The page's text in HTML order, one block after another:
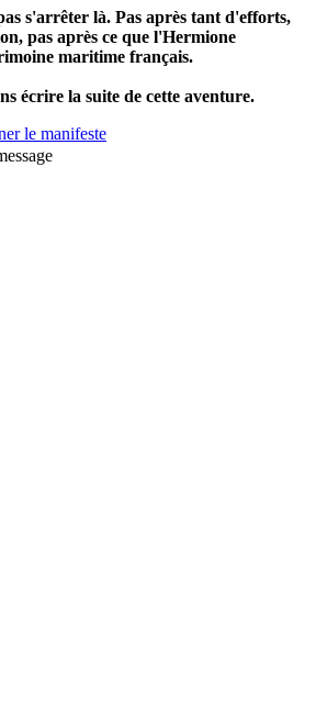
s'arrêter là. Pas après tant d'efforts,
pas après ce que l'Hermione
maritime français.
écrire la suite de cette aventure.
le manifeste